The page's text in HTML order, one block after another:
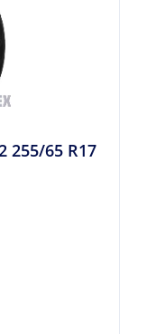
255/65 R17